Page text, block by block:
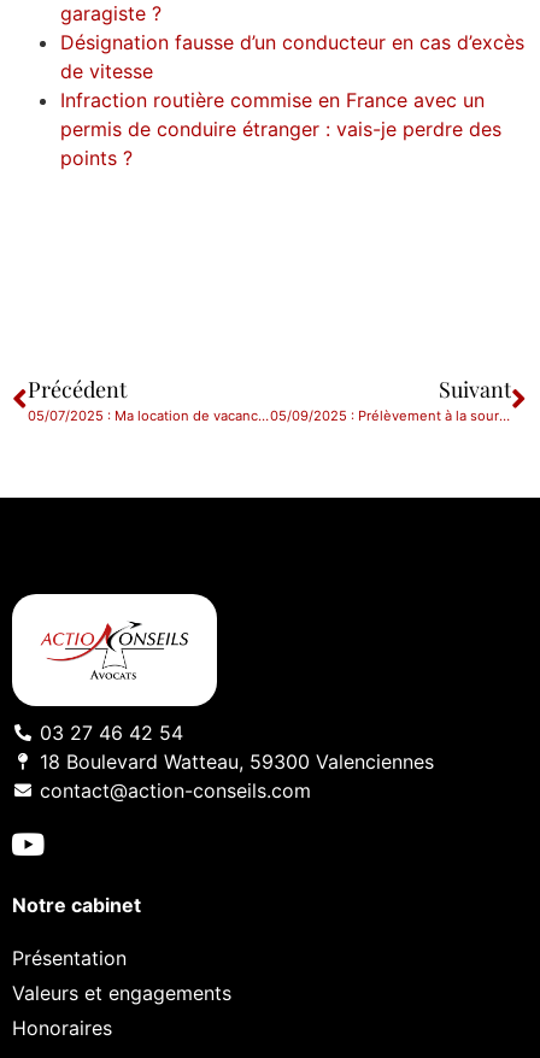
garagiste ?
Désignation fausse d’un conducteur en cas d’excès
de vitesse
Infraction routière commise en France avec un
permis de conduire étranger : vais-je perdre des
points ?
Précédent
05/07/2025 : Ma location de vacances ne correspond à l’annonce : que faire ?
Suivant
05/09/2025 : Prélèvement à la source : du nouveau pour les foyers mariés ou pacsés
03 27 46 42 54
18 Boulevard Watteau, 59300 Valenciennes
contact@action-conseils.com
Notre cabinet
Présentation
Valeurs et engagements
Honoraires